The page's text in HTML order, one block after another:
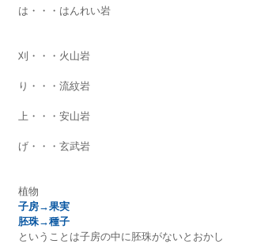
は・・・はんれい岩
刈・・・火山岩
り・・・流紋岩
上・・・安山岩
げ・・・玄武岩
植物
子房→果実
胚珠→種子
ということは子房の中に胚珠がないとおかし